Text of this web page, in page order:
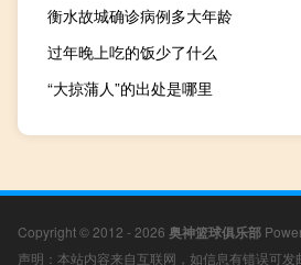
衡水故城确诊病例多大年龄
过年晚上吃的饭少了什么
“大掠蒲人”的出处是哪里
Copyright © 2012 - 2026 奥神篮球俱乐部
声明：本站内容来自互联网，如信息有错误可